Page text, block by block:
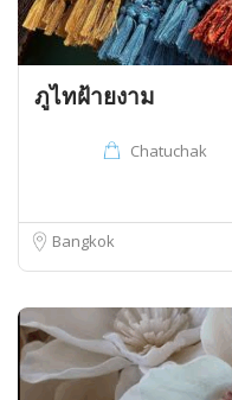
ภูไทฝ้ายงาม
Chatuchak
Bangkok